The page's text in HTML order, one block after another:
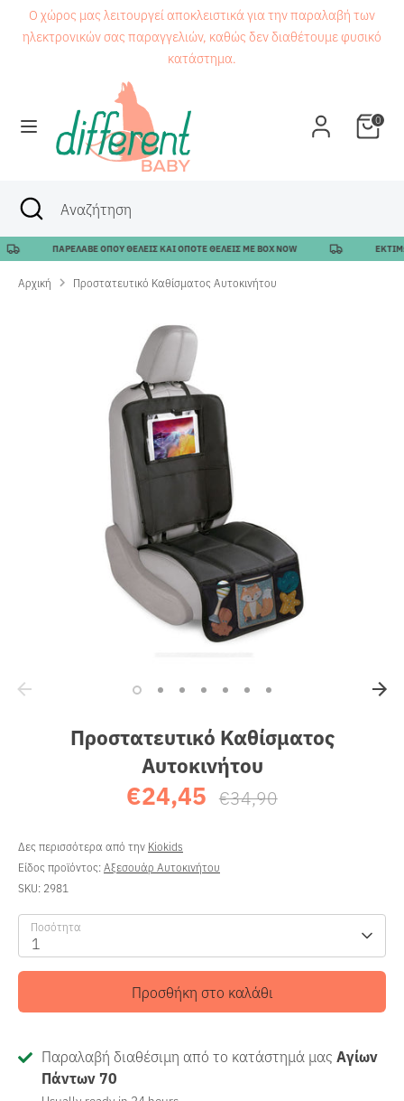
Μετάβαση
Ο χώρος μας λειτουργεί αποκλειστικά για την παραλαβή των
ηλεκτρονικών σας παραγγελιών, καθώς δεν διαθέτουμε φυσικό
κατάστημα.
0
Αναζήτηση
ΑναζήτησηΑναζήτηση
Κλείσιμο
αναζήτησης
ΠΑΡΕΛΑΒΕ ΟΠΟΥ ΘΕΛΕΙΣ ΚΑΙ ΟΠΟΤΕ ΘΕΛΕΙΣ ΜΕ BOX NOW
Αρχική Προστατευτικό Καθίσματος Αυτοκινήτου
Προστατευτικό Καθίσματος
Αυτοκινήτου
€24,45
Κανονική
τιμή
€34,90
Δες περισσότερα από την Kiokids
Είδος προϊόντος:Αξεσουάρ Αυτοκινήτου
SKU: 2981
Ποσότητα
1
Προσθήκη στο καλάθι
Παραλαβή διαθέσιμη από το κατάστημά μας Αγίων
Πάντων 70